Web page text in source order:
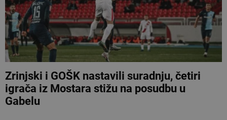
Zrinjski i GOŠK nastavili suradnju, četiri
igrača iz Mostara stižu na posudbu u
Gabelu